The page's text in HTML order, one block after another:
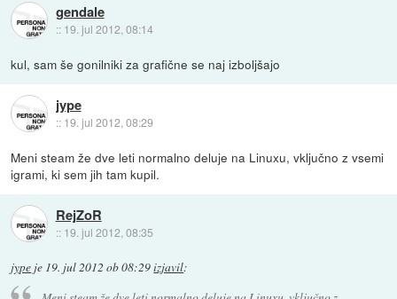
gendale
:: 19. jul 2012, 08:14
kul, sam še gonilniki za grafične se naj izboljšajo
jype
:: 19. jul 2012, 08:29
Meni steam že dve leti normalno deluje na Linuxu, vključno z vsemi
igrami, ki sem jih tam kupil.
RejZoR
:: 19. jul 2012, 08:35
jype je 19. jul 2012 ob 08:29izjavil: